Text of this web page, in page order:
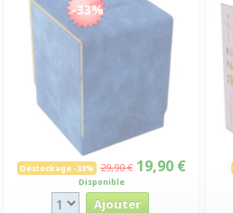
-33%
Déstockage -33% 29,90 € 19,90 €
Disponible